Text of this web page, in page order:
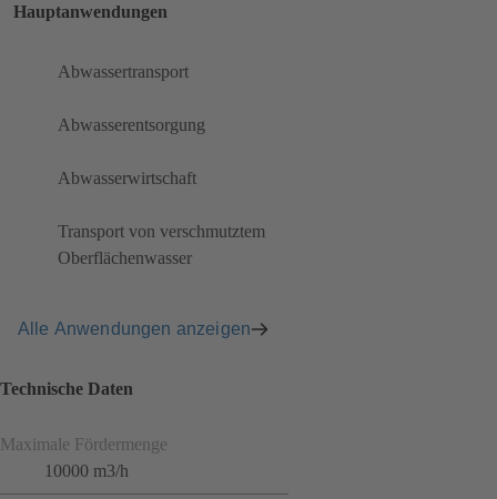
Hauptanwendungen
Abwassertransport
Abwasserentsorgung
Abwasserwirtschaft
Transport von verschmutztem
Oberflächenwasser
Alle Anwendungen anzeigen
Technische Daten
Maximale Fördermenge
10000 m3/h